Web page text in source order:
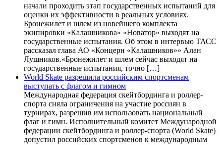
начали проходить этап государственных испытаний для
оценки их эффективности в реальных условиях.
Бронежилет и шлем из новейшего комплекта
экипировки «Калашникова» «Новатор» выходят на
государственные испытания. Об этом в интервью ТАСС
рассказал глава АО «Концерн «Калашников»» Алан
Лушников.«Бронежилет и шлем сейчас выходят на
государственные испытания, точно […]
World Skate разрешила российским спортсменам
выступать с флагом и гимном
Международная федерация скейтбординга и роллер-
спорта сняла ограничения на участие россиян в
турнирах, разрешив им использовать национальный
флаг и гимн. Исполнительный комитет Международной
федерации скейтбординга и роллер-спорта (World Skate)
допустил российских спортсменов к международным